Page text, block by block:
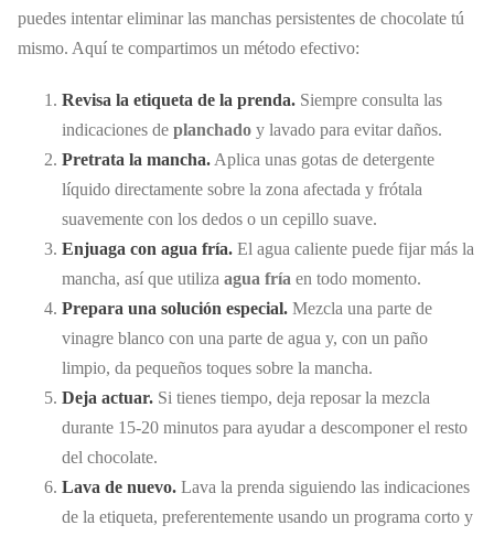
puedes intentar eliminar las manchas persistentes de chocolate tú
mismo. Aquí te compartimos un método efectivo:
Revisa la etiqueta de la prenda. Siempre consulta las
indicaciones de planchado y lavado para evitar daños.
Pretrata la mancha. Aplica unas gotas de detergente
líquido directamente sobre la zona afectada y frótala
suavemente con los dedos o un cepillo suave.
Enjuaga con agua fría. El agua caliente puede fijar más la
mancha, así que utiliza agua fría en todo momento.
Prepara una solución especial. Mezcla una parte de
vinagre blanco con una parte de agua y, con un paño
limpio, da pequeños toques sobre la mancha.
Deja actuar. Si tienes tiempo, deja reposar la mezcla
durante 15-20 minutos para ayudar a descomponer el resto
del chocolate.
Lava de nuevo. Lava la prenda siguiendo las indicaciones
de la etiqueta, preferentemente usando un programa corto y